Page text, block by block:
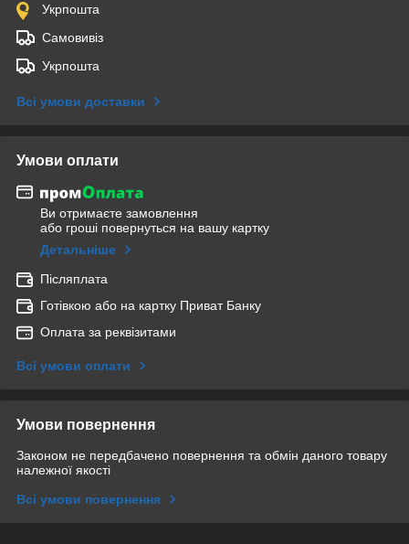
Укрпошта
Самовивіз
Укрпошта
Всі умови доставки
Умови оплати
Ви отримаєте замовлення
або гроші повернуться на вашу картку
Детальніше
Післяплата
Готівкою або на картку Приват Банку
Оплата за реквізитами
Всі умови оплати
Умови повернення
Законом не передбачено повернення та обмін даного товару
належної якості
Всі умови повернення